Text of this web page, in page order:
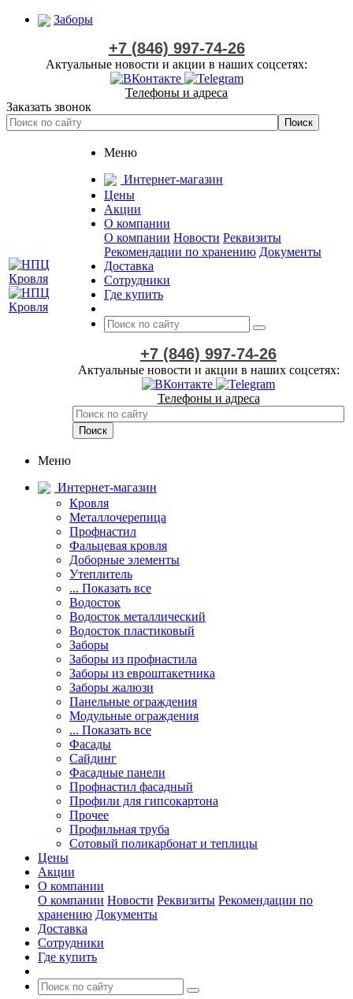
Заборы
+7 (846) 997-74-26
Актуальные новости и акции в наших соцсетях:
Телефоны и адреса
Заказать звонок
Меню
Интернет-магазин
Цены
Акции
О компании
О компании Новости Реквизиты
Рекомендации по хранению Документы
Доставка
Сотрудники
Где купить
+7 (846) 997-74-26
Актуальные новости и акции в наших соцсетях:
Телефоны и адреса
Меню
Интернет-магазин
Кровля
Металлочерепица
Профнастил
Фальцевая кровля
Доборные элементы
Утеплитель
... Показать все
Водосток
Водосток металлический
Водосток пластиковый
Заборы
Заборы из профнастила
Заборы из евроштакетника
Заборы жалюзи
Панельные ограждения
Модульные ограждения
... Показать все
Фасады
Сайдинг
Фасадные панели
Профнастил фасадный
Профили для гипсокартона
Прочее
Профильная труба
Сотовый поликарбонат и теплицы
Цены
Акции
О компании
О компании Новости Реквизиты Рекомендации по
хранению Документы
Доставка
Сотрудники
Где купить